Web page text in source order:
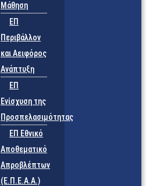
Μάθηση
ΕΠ
Περιβάλλον
και Αειφόρος
Ανάπτυξη
ΕΠ
Ενίσχυση της
Προσπελασιμότητας
ΕΠ Εθνικό
Αποθεματικό
Απροβλέπτων
(Ε.Π.Ε.Α.Α.)